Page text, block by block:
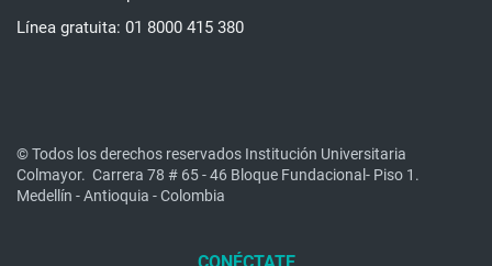
Línea gratuita: 01 8000 415 380
© Todos los derechos reservados Institución Universitaria
Colmayor. Carrera 78 # 65 - 46 Bloque Fundacional- Piso 1.
Medellín - Antioquia - Colombia